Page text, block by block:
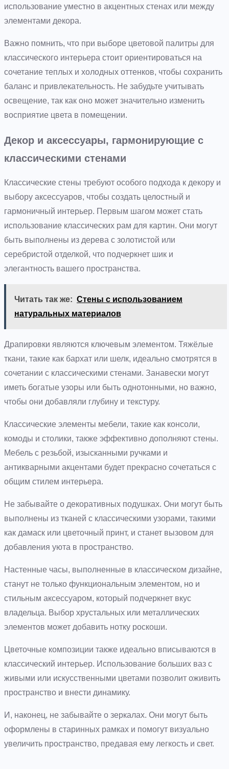
использование уместно в акцентных стенах или между
элементами декора.
Важно помнить, что при выборе цветовой палитры для
классического интерьера стоит ориентироваться на
сочетание теплых и холодных оттенков, чтобы сохранить
баланс и привлекательность. Не забудьте учитывать
освещение, так как оно может значительно изменить
восприятие цвета в помещении.
Декор и аксессуары, гармонирующие с
классическими стенами
Классические стены требуют особого подхода к декору и
выбору аксессуаров, чтобы создать целостный и
гармоничный интерьер. Первым шагом может стать
использование классических рам для картин. Они могут
быть выполнены из дерева с золотистой или
серебристой отделкой, что подчеркнет шик и
элегантность вашего пространства.
Читать так же: Стены с использованием
натуральных материалов
Драпировки являются ключевым элементом. Тяжёлые
ткани, такие как бархат или шелк, идеально смотрятся в
сочетании с классическими стенами. Занавески могут
иметь богатые узоры или быть однотонными, но важно,
чтобы они добавляли глубину и текстуру.
Классические элементы мебели, такие как консоли,
комоды и столики, также эффективно дополняют стены.
Мебель с резьбой, изысканными ручками и
антикварными акцентами будет прекрасно сочетаться с
общим стилем интерьера.
Не забывайте о декоративных подушках. Они могут быть
выполнены из тканей с классическими узорами, такими
как дамаск или цветочный принт, и станет вызовом для
добавления уюта в пространство.
Настенные часы, выполненные в классическом дизайне,
станут не только функциональным элементом, но и
стильным аксессуаром, который подчеркнет вкус
владельца. Выбор хрустальных или металлических
элементов может добавить нотку роскоши.
Цветочные композиции также идеально вписываются в
классический интерьер. Использование больших ваз с
живыми или искусственными цветами позволит оживить
пространство и внести динамику.
И, наконец, не забывайте о зеркалах. Они могут быть
оформлены в старинных рамках и помогут визуально
увеличить пространство, предавая ему легкость и свет.